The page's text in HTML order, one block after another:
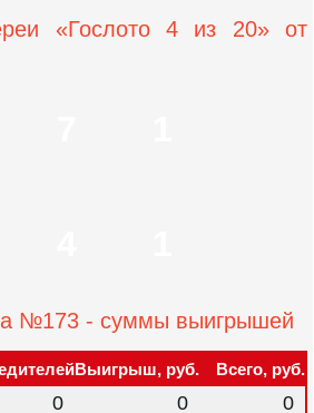
«Гослото 4 из 20» от
№173 - суммы выигрышей
Выигрыш, руб. Всего, руб.
0 0
0